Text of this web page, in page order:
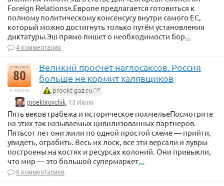
Foreign Relations».Европе предлагается готовиться к
полному политическому консенсусу внутри самого ЕС,
который можно достигнуть только путём установления
диктатуры.Эш прямо пишет о необходимости бор...
4 комментария
отметили
80
в архиве
Великий просчет наглосаксов. Россия
больше не кормит халявщиков
proekt-gaz.ru
proektirovchik, 13 Июня
Пять веков грабежа и историческое похмельеПосмотрите
на этих так называемых цивилизованных партнеров.
Пятьсот лет они жили по одной простой схеме — прийти,
увидеть, ограбить. Весь их лоск, все эти версали и лувры
построены на костях и ресурсах колоний. Они привыкли,
что мир — это большой супермаркет...
6 комментариев